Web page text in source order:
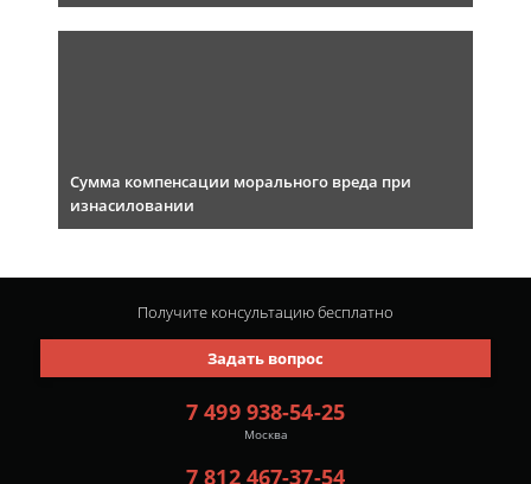
Сумма компенсации морального вреда при
изнасиловании
7 499 938-54-25
Москва
7 812 467-37-54
Задать вопрос
Получите консультациюбесплатно